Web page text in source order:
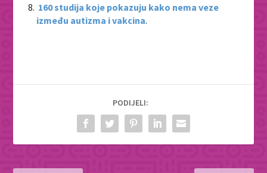
160 studija koje pokazuju kako nema veze
između autizma i vakcina.
PODIJELI: